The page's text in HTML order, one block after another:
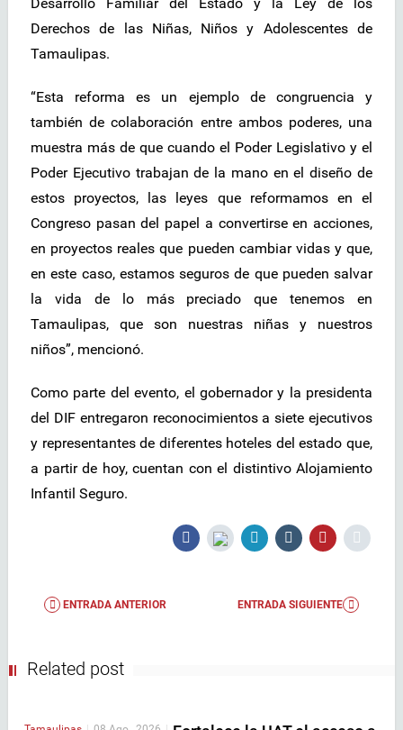
Derechos de las Niñas, Niños y Adolescentes de
Tamaulipas.
“Esta reforma es un ejemplo de congruencia y
también de colaboración entre ambos poderes, una
muestra más de que cuando el Poder Legislativo y el
Poder Ejecutivo trabajan de la mano en el diseño de
estos proyectos, las leyes que reformamos en el
Congreso pasan del papel a convertirse en acciones,
en proyectos reales que pueden cambiar vidas y que,
en este caso, estamos seguros de que pueden salvar
la vida de lo más preciado que tenemos en
Tamaulipas, que son nuestras niñas y nuestros
niños”, mencionó.
Como parte del evento, el gobernador y la presidenta
del DIF entregaron reconocimientos a siete ejecutivos
y representantes de diferentes hoteles del estado que,
a partir de hoy, cuentan con el distintivo Alojamiento
Infantil Seguro.
ENTRADA ANTERIOR ENTRADA SIGUIENTE
Related post